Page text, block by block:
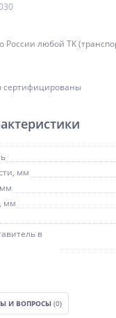
России любой ТК
сертифицированы
мм
мм
в
И ВОПРОСЫ (0)